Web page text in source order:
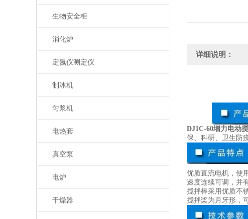
生物安全柜
消化炉
定氮仪测定仪
制冰机
匀浆机
电热套
真空泵
电炉
干燥器
详细说明：
DJ1C-60增力电动
保、科研、卫生防
优质直流电机，使
速度连续可调，并
搅拌棒采用优质不
搅拌桨为月牙形，